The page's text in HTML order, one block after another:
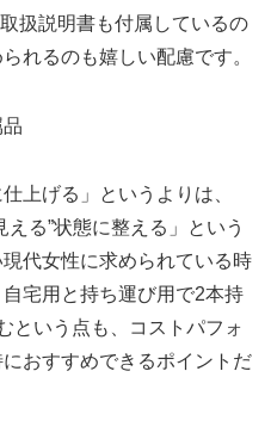
扱説明書も付属しているの
れるのも嬉しい配慮です。
上げる」というよりは、
える”状態に整える」という
代女性に求められている時
宅用と持ち運び用で2本持
という点も、コストパフォ
おすすめできるポイントだ